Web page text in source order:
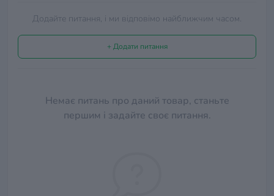
Додайте питання, і ми відповімо найближчим часом.
+ Додати питання
Немає питань про даний товар, станьте
першим і задайте своє питання.